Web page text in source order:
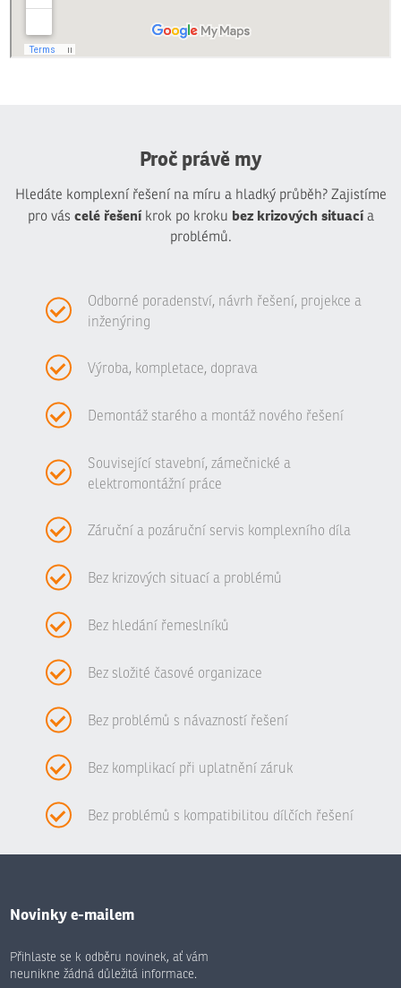
Proč právě my
Hledáte komplexní řešení na míru a hladký průběh? Zajistíme
pro vás celé řešeníkrok po kroku bez krizových situacía
problémů.
Odborné poradenství, návrh řešení, projekce a
inženýring
Výroba, kompletace, doprava
Demontáž starého a montáž nového řešení
Související stavební, zámečnické a
elektromontážní práce
Záruční a pozáruční servis komplexního díla
Bez krizových situací a problémů
Bez hledání řemeslníků
Bez složité časové organizace
Bez problémů s návazností řešení
Bez komplikací při uplatnění záruk
Bez problémů s kompatibilitou dílčích řešení
Novinky e-mailem
Přihlaste se k odběru novinek, ať vám
neunikne žádná důležitá informace.